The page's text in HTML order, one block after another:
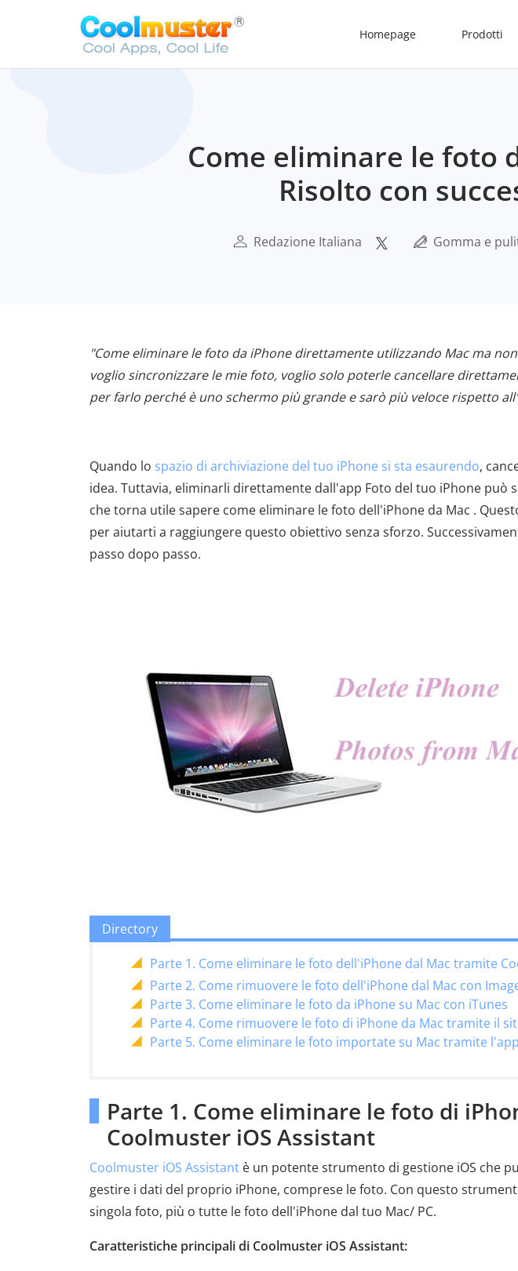
Homepage Prodotti
Come eliminare le foto
Risolto con
Redazione Italiana Gomma e
"Come eliminare le foto da iPhone direttamente utilizzando Mac ma
voglio sincronizzare le mie foto, voglio solo poterle cancellare
per farlo perché è uno schermo più grande e sarò più veloce rispetto
Quando lo spazio di archiviazione del tuo iPhone si sta esaurendo,
idea. Tuttavia, eliminarli direttamente dall'app Foto del tuo iPhone può
che torna utile sapere come eliminare le foto dell'iPhone da Mac .
per aiutarti a raggiungere questo obiettivo senza sforzo.
passo dopo passo.
Directory
Parte 1. Come eliminare le foto dell'iPhone dal Mac tramite
Parte 2. Come rimuovere le foto dell'iPhone dal Mac con
Parte 3. Come eliminare le foto da iPhone su Mac con iTunes
Parte 4. Come rimuovere le foto di iPhone da Mac tramite il
Parte 5. Come eliminare le foto importate su Mac tramite
Parte 1. Come eliminare le foto di
Coolmuster iOS Assistant
Coolmuster iOS Assistant è un potente strumento di gestione iOS che
gestire i dati del proprio iPhone, comprese le foto. Con questo
singola foto, più o tutte le foto dell'iPhone dal tuo Mac/ PC.
Caratteristiche principali di Coolmuster iOS Assistant: